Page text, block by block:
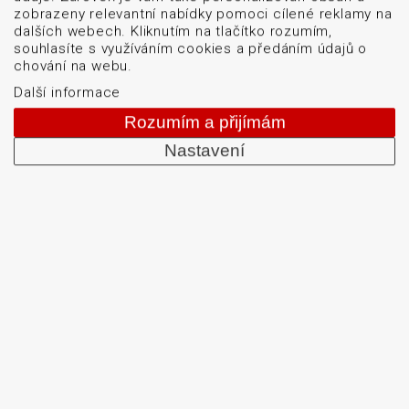
čárových kódů: snímače čárových kódů, tiskárny karet
a etiket, mobilní terminály, aplikátory etiket, systémy
strojového vidění, software, bezdrátové sítě, etikety a
barvicí pásky. Školíme a servisujeme. Mezi naši
specializaci patří: termotiskárny, bezdrátové čtečky
čárových kódů, tiskárny samolepicích štítků a etiket.
DATASCAN, s.r.o.
zobrazeny relevantní nabídky pomoci cílené reklamy na
dalších webech. Kliknutím na tlačítko rozumím,
souhlasíte s využíváním cookies a předáním údajů o
chování na webu.
Další informace
Rozumím a přijímám
Nastavení